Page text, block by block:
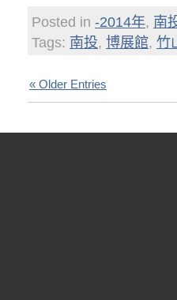
Posted in -2014年, 南
Tags: 南投, 博展館, 竹
« Older Entries